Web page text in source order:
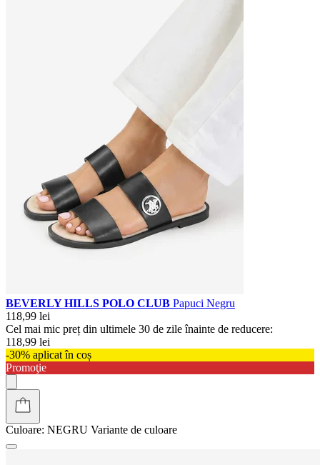
BEVERLY HILLS POLO CLUB Papuci Negru
118,99 lei
Cel mai mic preț din ultimele 30 de zile înainte de reducere:
118,99 lei
-30% aplicat în coș
Promoţie
Culoare: NEGRU Variante de culoare